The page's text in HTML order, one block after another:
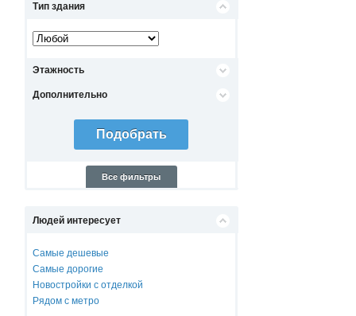
Тип здания
Этажность
Дополнительно
Все фильтры
Людей интересует
Самые дешевые
Самые дорогие
Новостройки с отделкой
Рядом с метро